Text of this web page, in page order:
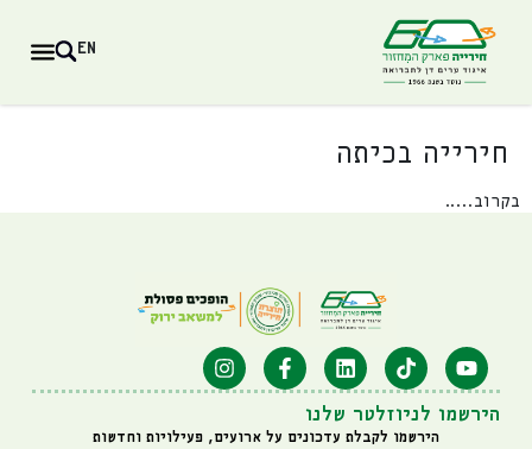
EN
חירייה בכיתה
בקרוב…..
הירשמו לניוזלטר שלנו
הירשמו לקבלת עדכונים על ארועים, פעילויות וחדשות